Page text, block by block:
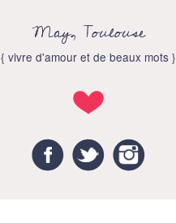
May, Toulouse
{ vivre d'amour et de beaux mots }
FacebookTwitter